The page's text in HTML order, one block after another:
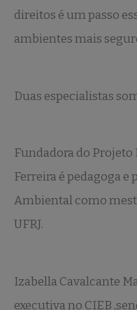
direitos é um passo
ambientes mais
Duas especialistas
Fundadora do Projeto
Ferreira é pedagoga
Ambiental como
UFRJ.
Izabella Cavalcante
executiva no CIEB